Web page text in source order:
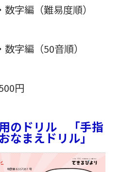
字編（難易度順）
字編（50音順）
円
のドリル 「手指
まえドリル」